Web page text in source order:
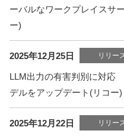
ーバルなワークプレイスサ
ー)
2025年12月25日 リリー
LLM出力の有害判別に対応
デルをアップデート(リコー)
2025年12月22日 リリー